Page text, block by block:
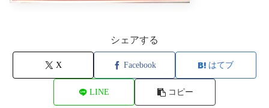
シェアする
X Facebook はてブ
LINE コピー